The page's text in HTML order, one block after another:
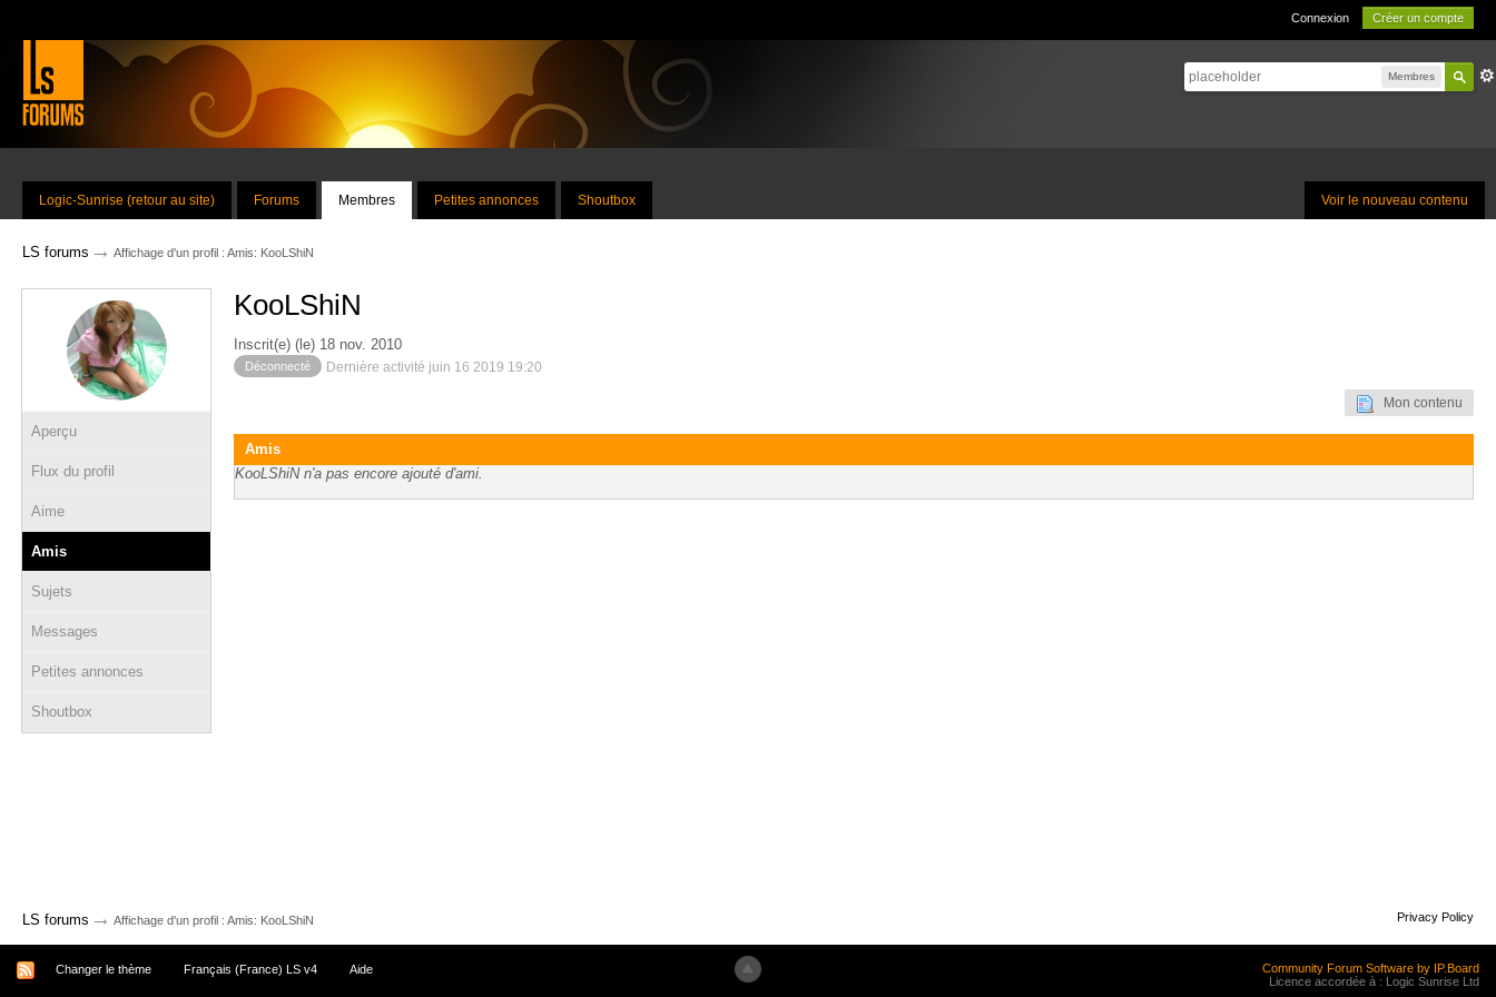
Connexion Créer un compte
Membres
Voir le nouveau contenu
Logic-Sunrise (retour au site) Forums Membres Petites annonces Shoutbox
LS forums → Affichage d'un profil : Amis: KooLShiN
Aperçu
Flux du profil
Aime
Amis
Sujets
Messages
Petites annonces
Shoutbox
KooLShiN
Inscrit(e) (le) 18 nov. 2010
Déconnecté Dernière activité juin 16 2019 19:20
Mon contenu
Amis
KooLShiN n'a pas encore ajouté d'ami.
LS forums → Affichage d'un profil : Amis: KooLShiN Privacy Policy
Changer le thème Français (France) LS v4 Aide
Community Forum Software by IP.Board
Licence accordée à : Logic Sunrise Ltd